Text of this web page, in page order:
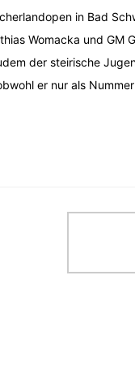
in Bad
Womacka und GM
der steirische
er nur als